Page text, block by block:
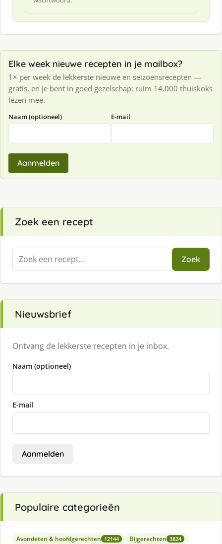
Elke week nieuwe recepten in je mailbox?
1× per week de lekkerste nieuwe en seizoensrecepten —
gratis, en je bent in goed gezelschap: ruim 14.000 thuiskoks
lezen mee.
Naam (optioneel) E-mail
Aanmelden
Zoek een recept
Zoeken
naar:
Zoek
Nieuwsbrief
Ontvang de lekkerste recepten in je inbox.
Naam (optioneel)
E-mail
Aanmelden
Populaire categorieën
Avondeten & hoofdgerechten 12144 Bijgerechten 3824